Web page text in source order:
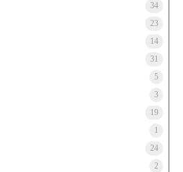
34
23
14
31
5
3
19
1
24
2